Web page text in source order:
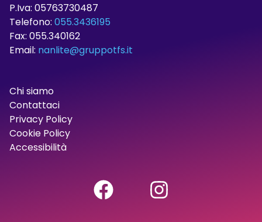
P.Iva: 05763730487
Telefono: 055.3436195
Fax: 055.340162
Email: nanlite@gruppotfs.it
Chi siamo
Contattaci
Privacy Policy
Cookie Policy
Accessibilità